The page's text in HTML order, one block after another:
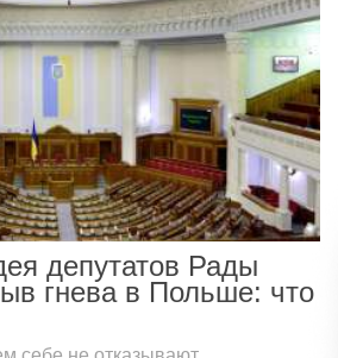
депутатов Рады
гнева в Польше: что